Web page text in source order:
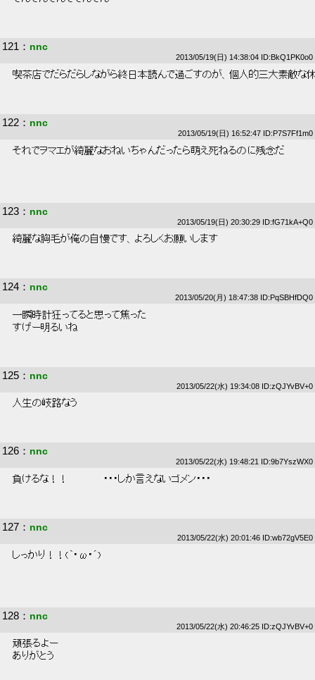
121 ： nnc
2013/05/19(日) 14:38:04 ID:BkQ1PK0o0
喫茶店でだらだらしながら終日本読んで過ごすのが、個人的三大素敵な
122 ： nnc
2013/05/19(日) 16:52:47 ID:P7S7Ff1m0
それでヲマエが綺麗なおねいちゃんだったら萌え死ねるのに残念だ
123 ： nnc
2013/05/19(日) 20:30:29 ID:fG71kA+Q0
綺麗な胸毛が俺の自慢です、よろしくお願いします
124 ： nnc
2013/05/20(月) 18:47:38 ID:PqSBHfDQ0
一瞬時計狂ってると思って焦った
すげー明るいね
125 ： nnc
2013/05/22(水) 19:34:08 ID:zQJYvBV+0
人生の岐路なう
126 ： nnc
2013/05/22(水) 19:48:21 ID:9b7YszWX0
負けるな！！　　　　　・・・しか言えないゴメン・・・
127 ： nnc
2013/05/22(水) 20:01:46 ID:wb72gV5E0
しっかり！！(｀･ω･´)
128 ： nnc
2013/05/22(水) 20:46:25 ID:zQJYvBV+0
頑張るよー
ありがとう